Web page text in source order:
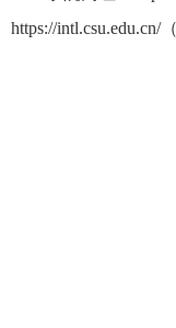
https://intl.csu.edu.cn/